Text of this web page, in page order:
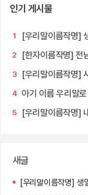
인기 게시물
1 [우리말이름작명]
2 [한자이름작명] 전
3 [우리말이름작명]
4 아기 이름 우리말로
5 [우리말이름작명]
새글
[우리말이름작명] 생